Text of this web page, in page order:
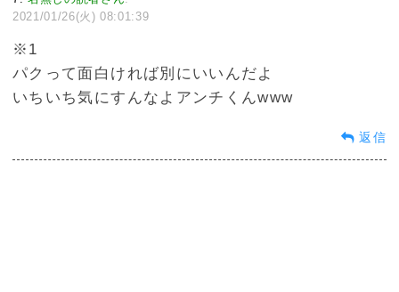
2021/01/26(火) 08:01:39
※1
パクって面白ければ別にいいんだよ
いちいち気にすんなよアンチくんwww
返信